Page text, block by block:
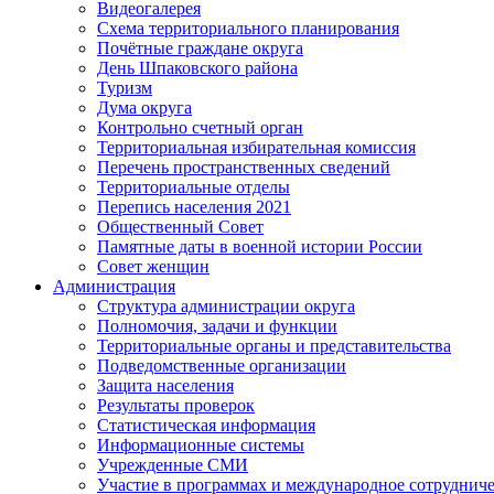
Видеогалерея
Схема территориального планирования
Почётные граждане округа
День Шпаковского района
Туризм
Дума округа
Контрольно счетный орган
Территориальная избирательная комиссия
Перечень пространственных сведений
Территориальные отделы
Перепись населения 2021
Общественный Совет
Памятные даты в военной истории России
Совет женщин
Администрация
Структура администрации округа
Полномочия, задачи и функции
Территориальные органы и представительства
Подведомственные организации
Защита населения
Результаты проверок
Статистическая информация
Информационные системы
Учрежденные СМИ
Участие в программах и международное